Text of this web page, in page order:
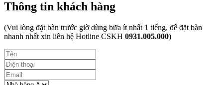
Thông tin khách hàng
(Vui lòng đặt bàn trước giờ dùng bữa ít nhất 1 tiếng, để đặt bàn
nhanh nhất xin liên hệ Hotline CSKH 0931.005.000)